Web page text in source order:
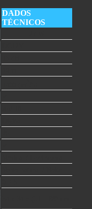
DADOS
TÉCNICOS